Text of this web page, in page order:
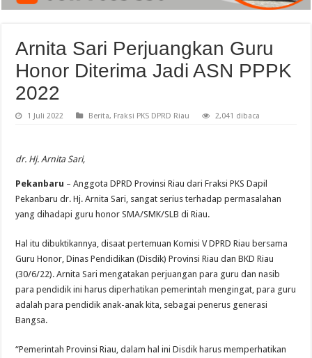
Arnita Sari Perjuangkan Guru
Honor Diterima Jadi ASN PPPK
2022
1 Juli 2022 Berita, Fraksi PKS DPRD Riau 2,041 dibaca
dr. Hj. Arnita Sari,
Pekanbaru – Anggota DPRD Provinsi Riau dari Fraksi PKS Dapil
Pekanbaru dr. Hj. Arnita Sari, sangat serius terhadap permasalahan
yang dihadapi guru honor SMA/SMK/SLB di Riau.
Hal itu dibuktikannya, disaat pertemuan Komisi V DPRD Riau bersama
Guru Honor, Dinas Pendidikan (Disdik) Provinsi Riau dan BKD Riau
(30/6/22). Arnita Sari mengatakan perjuangan para guru dan nasib
para pendidik ini harus diperhatikan pemerintah mengingat, para guru
adalah para pendidik anak-anak kita, sebagai penerus generasi
Bangsa.
“Pemerintah Provinsi Riau, dalam hal ini Disdik harus memperhatikan